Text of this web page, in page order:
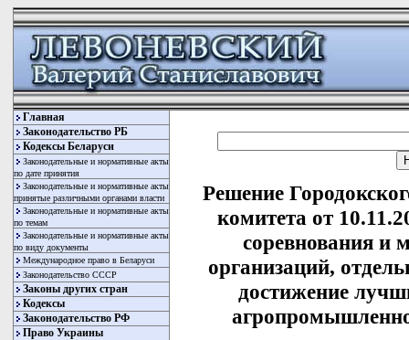
Главная
Законодательство РБ
Кодексы Беларуси
Законодательные и нормативные акты
по дате принятия
Законодательные и нормативные акты
принятые различными органами власти
Законодательные и нормативные акты
по темам
Законодательные и нормативные акты
по виду документы
Международное право в Беларуси
Законодательство СССР
Законы других стран
Кодексы
Законодательство РФ
Право Украины
Решение
комитета от
соревнования и
организаций,
достижение